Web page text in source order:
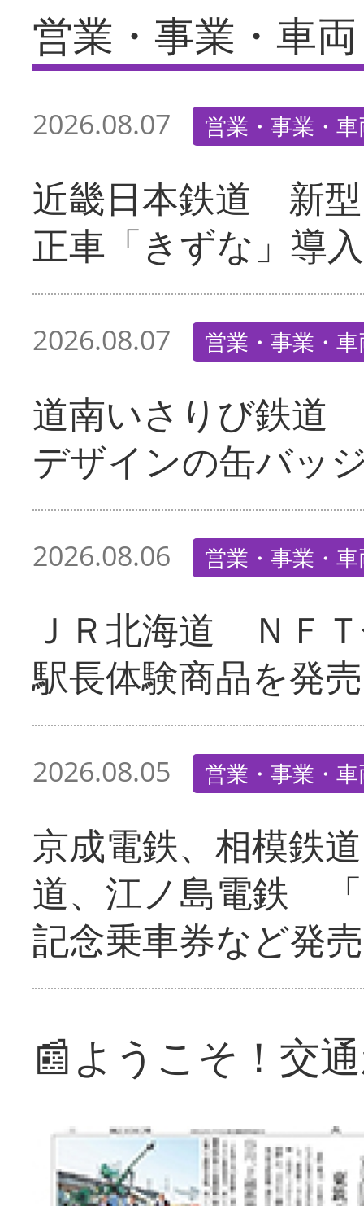
営業・事業・車両
2026.08.07 営業・事業・
近畿日本鉄道 新
正車「きずな」導入
2026.08.07 営業・事業・
道南いさりび鉄道
デザインの缶バッ
2026.08.06 営業・事業・
ＪＲ北海道 ＮＦ
駅長体験商品を発売
2026.08.05 営業・事業・
京成電鉄、相模鉄
道、江ノ島電鉄
記念乗車券など発売
📰ようこそ！交